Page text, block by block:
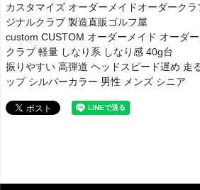
カスタマイズ オーダーメイドオーダーク
ジナルクラブ 製造直販ゴルフ屋
custom CUSTOM オーダーメイド オーダ
クラブ 軽量 しなり系 しなり感 40g台
振りやすい 高弾道 ヘッドスピード遅め 走
ップ シルバーカラー 男性 メンズ シニア